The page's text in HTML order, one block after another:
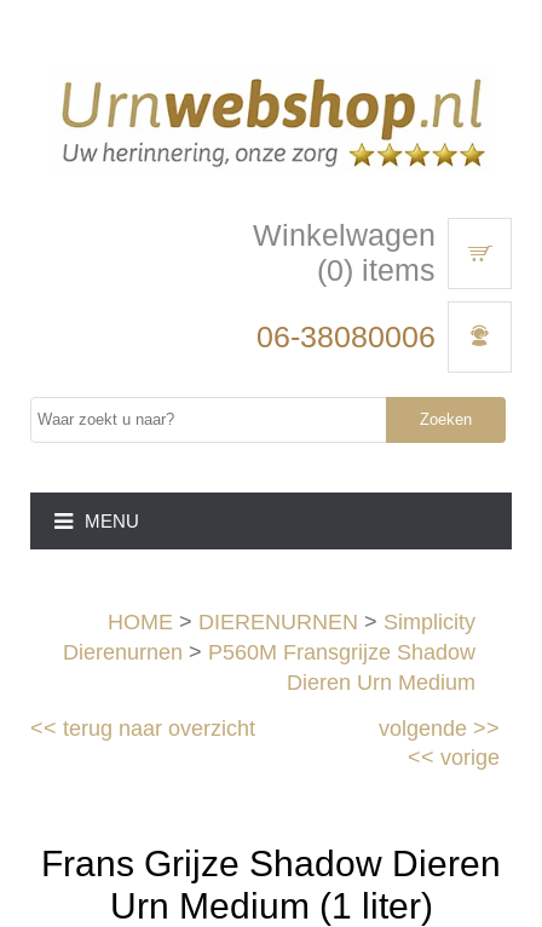
Winkelwagen
(0) items
06-38080006
Zoeken
MENU
HOME > DIERENURNEN > Simplicity
Dierenurnen > P560M Fransgrijze Shadow
Dieren Urn Medium
<<terug naar overzicht volgende>>
<< vorige
Frans Grijze Shadow Dieren
Urn Medium (1 liter)